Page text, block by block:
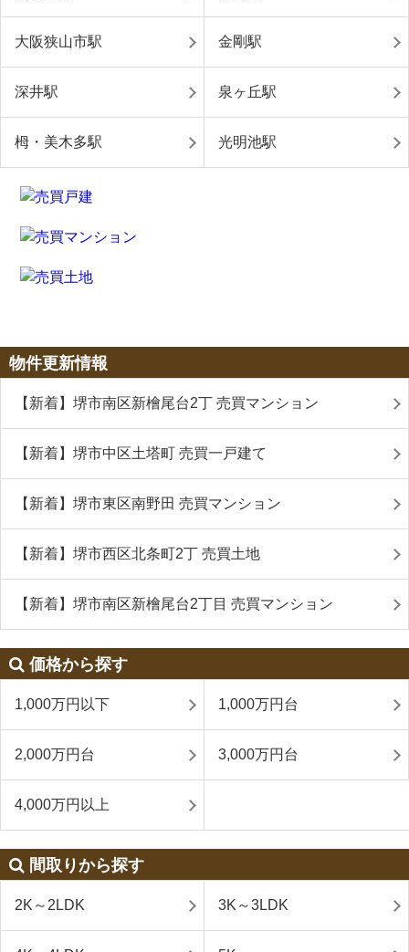
大阪狭山市駅 金剛駅
深井駅 泉ヶ丘駅
栂・美木多駅 光明池駅
物件更新情報
【新着】堺市南区新檜尾台2丁 売買マンション
【新着】堺市中区土塔町 売買一戸建て
【新着】堺市東区南野田 売買マンション
【新着】堺市西区北条町2丁 売買土地
【新着】堺市南区新檜尾台2丁目 売買マンション
価格から探す
1,000万円以下 1,000万円台
2,000万円台 3,000万円台
4,000万円以上
間取りから探す
2K～2LDK 3K～3LDK